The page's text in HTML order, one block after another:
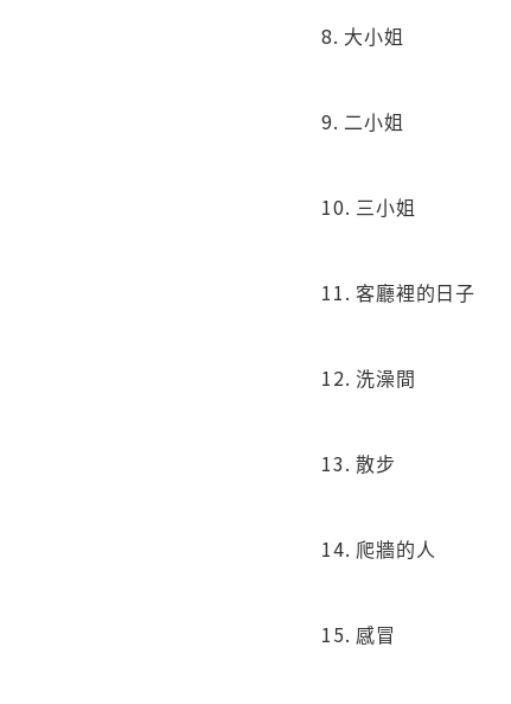
8. 大小姐
9. 二小姐
10. 三小姐
11. 客廳裡的日子
12. 洗澡間
13. 散步
14. 爬牆的人
15. 感冒